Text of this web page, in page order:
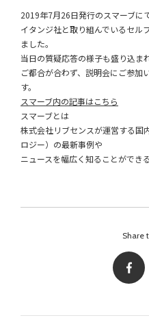
2019年7月26日発行のスマーブに
イタンジ社と取り組んでいるセル
ました。
当日の質疑応答の様子も盛り込ま
ご都合が合わず、説明会にご参加
す。
スマーブ内の記事はこちら
スマーブとは
株式会社リブセンスが運営する国
ロジー）の最新事例や
ニュースを幅広く知ることができ
Share